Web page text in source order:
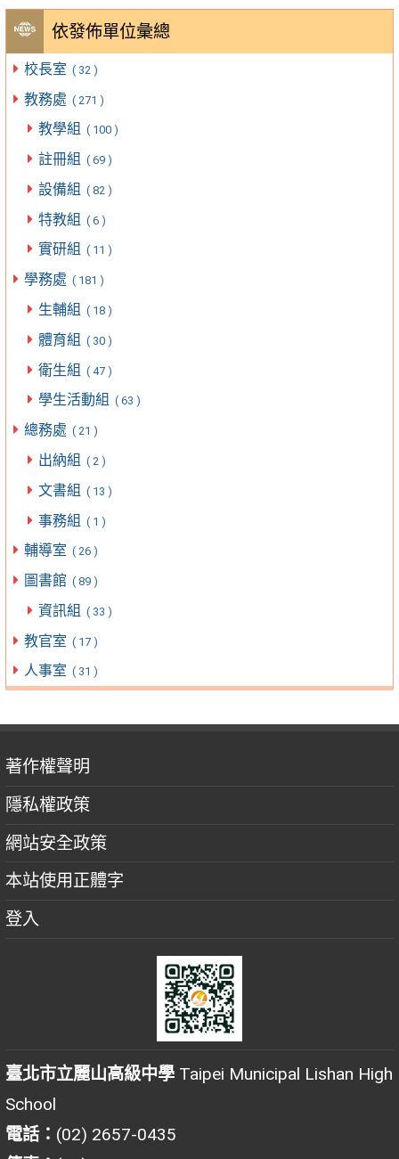
依發佈單位彙總
校長室 ( 32 )
教務處 ( 271 )
教學組 ( 100 )
註冊組 ( 69 )
設備組 ( 82 )
特教組 ( 6 )
實研組 ( 11 )
學務處 ( 181 )
生輔組 ( 18 )
體育組 ( 30 )
衛生組 ( 47 )
學生活動組 ( 63 )
總務處 ( 21 )
出納組 ( 2 )
文書組 ( 13 )
事務組 ( 1 )
輔導室 ( 26 )
圖書館 ( 89 )
資訊組 ( 33 )
教官室 ( 17 )
人事室 ( 31 )
著作權聲明
隱私權政策
網站安全政策
本站使用正體字
登入
臺北市立麗山高級中學 Taipei Municipal Lishan High
School
電話： (02) 2657-0435